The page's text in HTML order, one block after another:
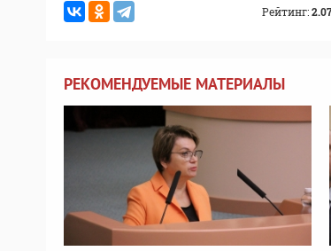
Рейтинг:2.07
РЕКОМЕНДУЕМЫЕ МАТЕРИАЛЫ